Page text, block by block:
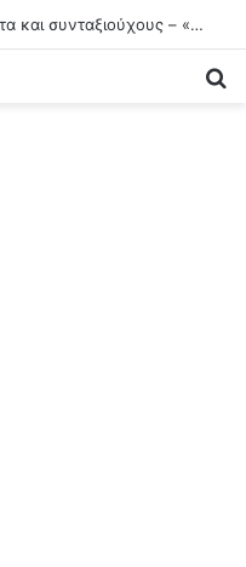
Στη ΔΕΘ τα μέτρα για εισοδήματα και συνταξιούχους – «Δεν είναι παροχολογική»